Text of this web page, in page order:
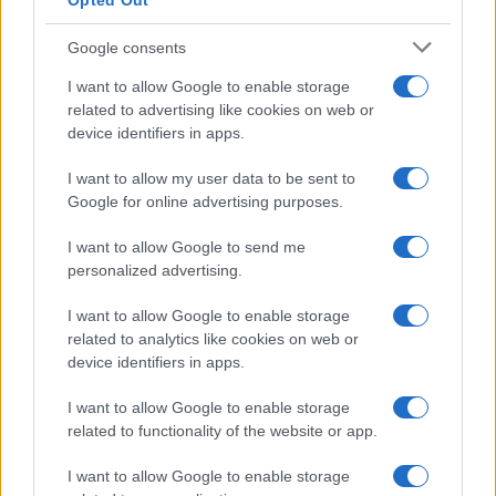
Google consents
I want to allow Google to enable storage
related to advertising like cookies on web or
device identifiers in apps.
I want to allow my user data to be sent to
Google for online advertising purposes.
I want to allow Google to send me
personalized advertising.
I want to allow Google to enable storage
related to analytics like cookies on web or
device identifiers in apps.
I want to allow Google to enable storage
related to functionality of the website or app.
I want to allow Google to enable storage
I nostri cari
I nostri cari
I nostri cari
Giovannimaria Cabras